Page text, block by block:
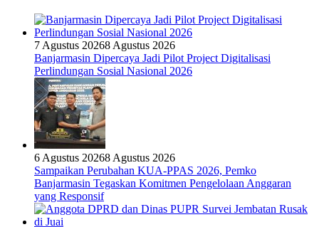
7 Agustus 20268 Agustus 2026
Banjarmasin Dipercaya Jadi Pilot Project Digitalisasi
Perlindungan Sosial Nasional 2026
6 Agustus 20268 Agustus 2026
Sampaikan Perubahan KUA-PPAS 2026, Pemko
Banjarmasin Tegaskan Komitmen Pengelolaan Anggaran
yang Responsif